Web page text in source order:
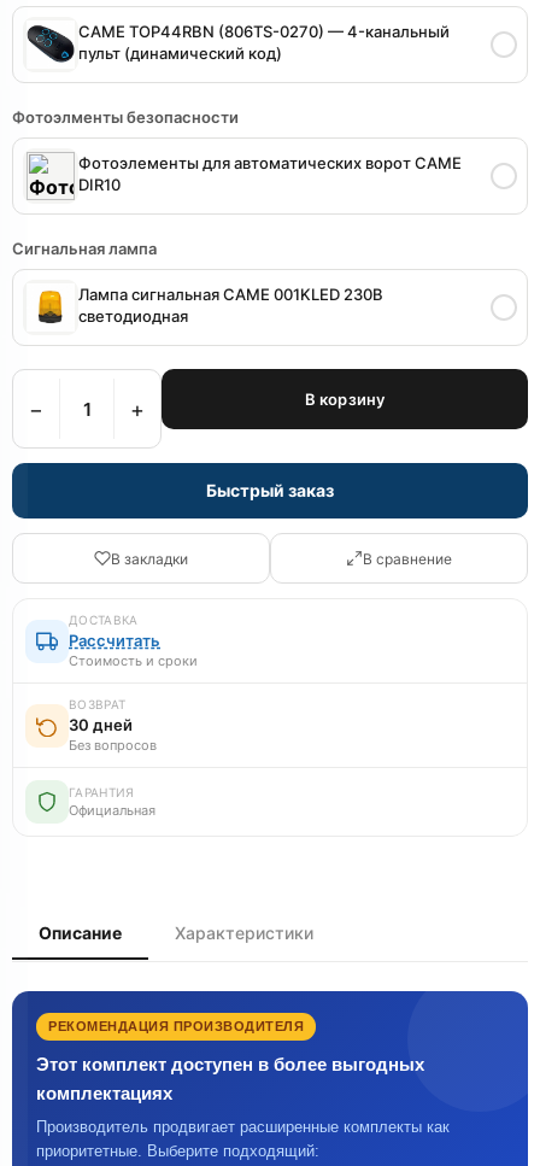
CAME TOP44RBN (806TS-0270) — 4-канальный
пульт (динамический код)
Фотоэлменты безопасности
Фотоэлементы для автоматических ворот CAME
DIR10
Сигнальная лампа
Лампа сигнальная CAME 001KLED 230B
светодиодная
− + В корзину
Быстрый заказ
В закладки В сравнение
ДОСТАВКА
Рассчитать
Стоимость и сроки
ВОЗВРАТ
30 дней
Без вопросов
ГАРАНТИЯ
Официальная
Описание Характеристики
РЕКОМЕНДАЦИЯ ПРОИЗВОДИТЕЛЯ
Этот комплект доступен в более выгодных
комплектациях
Производитель продвигает расширенные комплекты как
приоритетные. Выберите подходящий: